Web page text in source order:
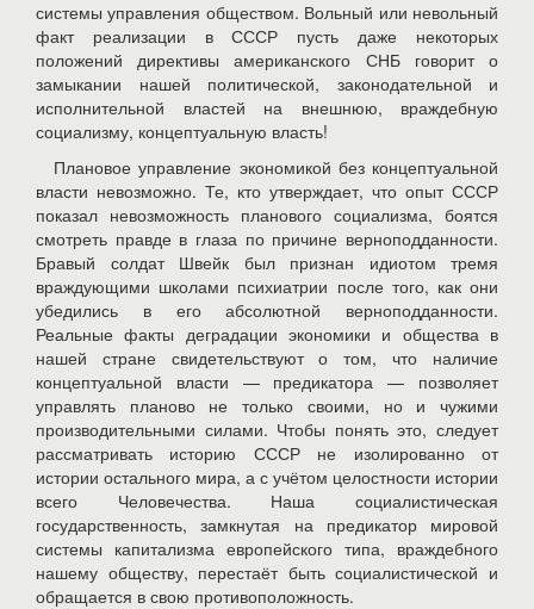
системы управления обществом. Вольный или невольный
факт реализации в СССР пусть даже некоторых
положений директивы американского СНБ говорит о
замыкании нашей политической, законодательной и
исполнительной властей на внешнюю, враждебную
социализму, концептуальную власть!
Плановое управление экономикой без концептуальной
власти невозможно. Те, кто утверждает, что опыт СССР
показал невозможность планового социализма, боятся
смотреть правде в глаза по причине верноподданности.
Бравый солдат Швейк был признан идиотом тремя
враждующими школами психиатрии после того, как они
убедились в его абсолютной верноподданности.
Реальные факты деградации экономики и общества в
нашей стране свидетельствуют о том, что наличие
концептуальной власти — предикатора — позволяет
управлять планово не только своими, но и чужими
производительными силами. Чтобы понять это, следует
рассматривать историю СССР не изолированно от
истории остального мира, а с учётом целостности истории
всего Человечества. Наша социалистическая
государственность, замкнутая на предикатор мировой
системы капитализма европейского типа, враждебного
нашему обществу, перестаёт быть социалистической и
обращается в свою противоположность.